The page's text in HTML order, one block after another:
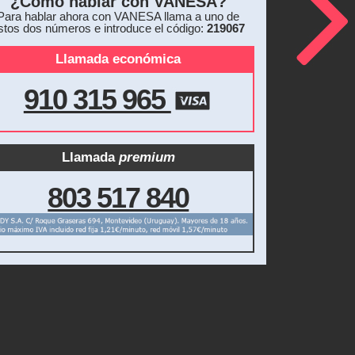
hablar ahora con VANESA llama a uno de
dos números e introduce el código:219067
Llamada económica
910 315 965
Llamada premium
803 517 840